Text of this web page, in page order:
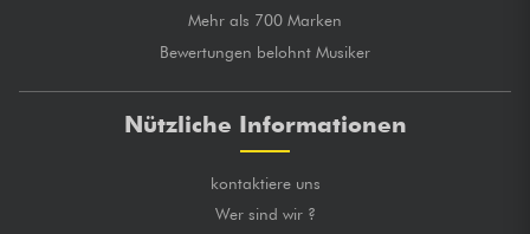
Mehr als 700 Marken
Bewertungen belohnt Musiker
Nützliche Informationen
kontaktiere uns
Wer sind wir ?